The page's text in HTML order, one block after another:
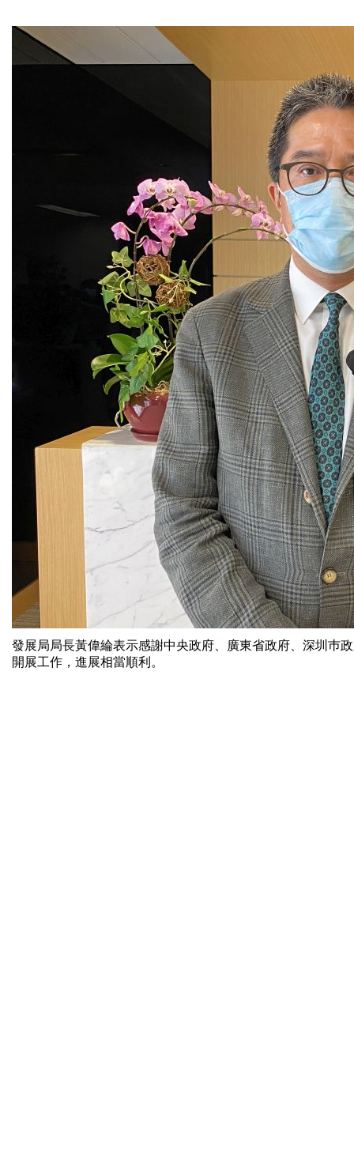
發展局局長黃偉綸表示感謝中央政府、廣東省政府、深圳巿
開展工作，進展相當順利。